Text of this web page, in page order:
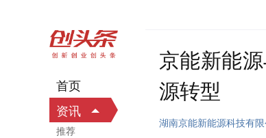
京能新能
源转型
湖南京能新能源科技有限
首页
资讯
推荐